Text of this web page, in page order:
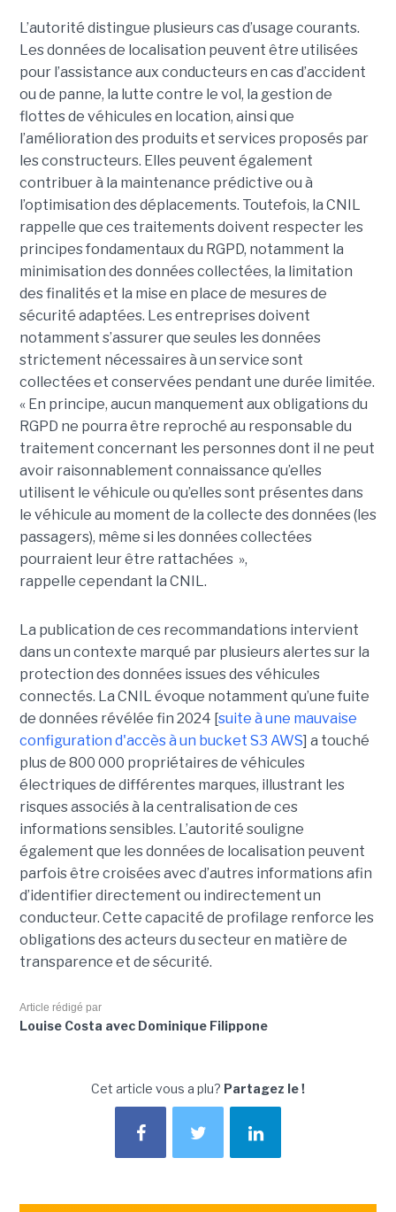
L’autorité distingue plusieurs cas d’usage courants.
Les données de localisation peuvent être utilisées
pour l’assistance aux conducteurs en cas d’accident
ou de panne, la lutte contre le vol, la gestion de
flottes de véhicules en location, ainsi que
l’amélioration des produits et services proposés par
les constructeurs. Elles peuvent également
contribuer à la maintenance prédictive ou à
l’optimisation des déplacements. Toutefois, la CNIL
rappelle que ces traitements doivent respecter les
principes fondamentaux du RGPD, notamment la
minimisation des données collectées, la limitation
des finalités et la mise en place de mesures de
sécurité adaptées. Les entreprises doivent
notamment s’assurer que seules les données
strictement nécessaires à un service sont
collectées et conservées pendant une durée limitée.
« En principe, aucun manquement aux obligations du
RGPD ne pourra être reproché au responsable du
traitement concernant les personnes dont il ne peut
avoir raisonnablement connaissance qu’elles
utilisent le véhicule ou qu’elles sont présentes dans
le véhicule au moment de la collecte des données (les
passagers), même si les données collectées
pourraient leur être rattachées »,
rappelle cependant la CNIL.
La publication de ces recommandations intervient
dans un contexte marqué par plusieurs alertes sur la
protection des données issues des véhicules
connectés. La CNIL évoque notamment qu’une fuite
de données révélée fin 2024 [suite à une mauvaise
configuration d'accès à un bucket S3 AWS] a touché
plus de 800 000 propriétaires de véhicules
électriques de différentes marques, illustrant les
risques associés à la centralisation de ces
informations sensibles. L’autorité souligne
également que les données de localisation peuvent
parfois être croisées avec d’autres informations afin
d’identifier directement ou indirectement un
conducteur. Cette capacité de profilage renforce les
obligations des acteurs du secteur en matière de
transparence et de sécurité.
Article rédigé par
Louise Costa avec Dominique Filippone
Cet article vous a plu? Partagez le !